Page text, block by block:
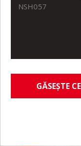
NSH057
GĂSEȘTE